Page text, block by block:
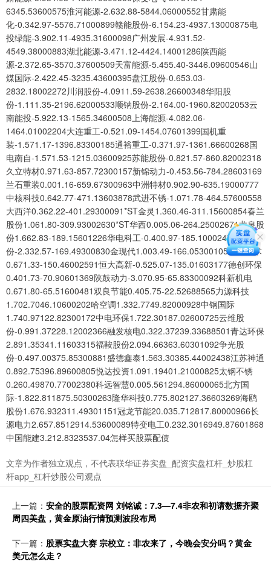
6345.53600575淮河能源-2.632.88-5844.06000552甘肃能
化-0.342.97-5576.71000899赣能股份-6.154.23-4937.13000875电
投绿能-3.902.11-4935.31600098广州发展-4.931.52-
4549.38000883湖北能源-3.471.12-4424.14001286陕西能
源-2.372.65-3570.37600509天富能源-5.455.40-3446.09600546山
煤国际-2.422.45-3235.43600395盘江股份-0.653.03-
2832.18002272川润股份-4.0911.59-2638.26600348华阳股
份-1.111.35-2196.62000533顺钠股份-2.164.00-1960.82002053云
南能投-5.922.13-1565.34600508上海能源-4.082.06-
1464.01002204大连重工-0.521.09-1454.07601399国机重
装-1.571.17-1396.83300185通裕重工-0.371.97-1361.66600268国
电南自-1.571.53-1215.03600925苏能股份-0.821.57-860.82002318
久立特材0.971.63-857.72300157新锦动力-0.453.56-784.28603169
兰石重装0.001.16-659.67300963中洲特材0.902.90-635.19000777
中核科技0.642.77-471.13603878武进不锈-1.071.78-464.57600558
大西洋0.362.22-401.29300091*ST金灵1.360.46-311.15600854春兰
股份1.061.80-309.93002630*ST华西0.005.06-264.25002671龙泉股
份1.662.83-189.15601226华电科工-0.400.97-185.10002478常宝股
份-2.332.57-169.49300830金现代1.003.49-166.05300105龙源技术
0.671.33-150.46002591恒大高新-0.525.07-135.01603177德创环保
0.401.73-70.90601369陕鼓动力-3.070.95-65.83300092科新机电
0.671.80-65.51600481双良节能0.405.75-22.52688565力源科技
1.702.7046.10600202哈空调1.332.7749.82000928中钢国际
1.740.97122.82300172中电环保1.722.30187.02600725云维股
份-0.991.37228.12002366融发核电0.322.37239.33688501青达环保
2.891.35341.11603315福鞍股份2.094.66363.60301092争光股
份-0.497.00375.85300881盛德鑫泰1.563.30385.44002438江苏神通
0.892.75396.89600805悦达投资1.091.19401.21000825太钢不锈
0.260.49870.77002380科远智慧0.005.561294.86000065北方国
际-1.822.811875.50300263隆华科技0.775.802127.36603269海鸥
股份1.676.932311.49301151冠龙节能20.035.712817.80000966长
源电力2.657.8512914.53600089特变电工0.232.3016949.87601868
中国能建3.212.8323537.04怎样买股票配债
文章为作者独立观点，不代表联华证券实盘_配资实盘杠杆_炒股杠
杆app_杠杆炒股公司观点
上一篇： 安全的股票配资网 刘铭诚：7.3—7.4非农和初请数据齐聚
周四美盘，黄金原油行情预测波段布局
下一篇： 股票实盘大赛 宗校立：非农来了，今晚会安分吗？黄金
美元怎么走？